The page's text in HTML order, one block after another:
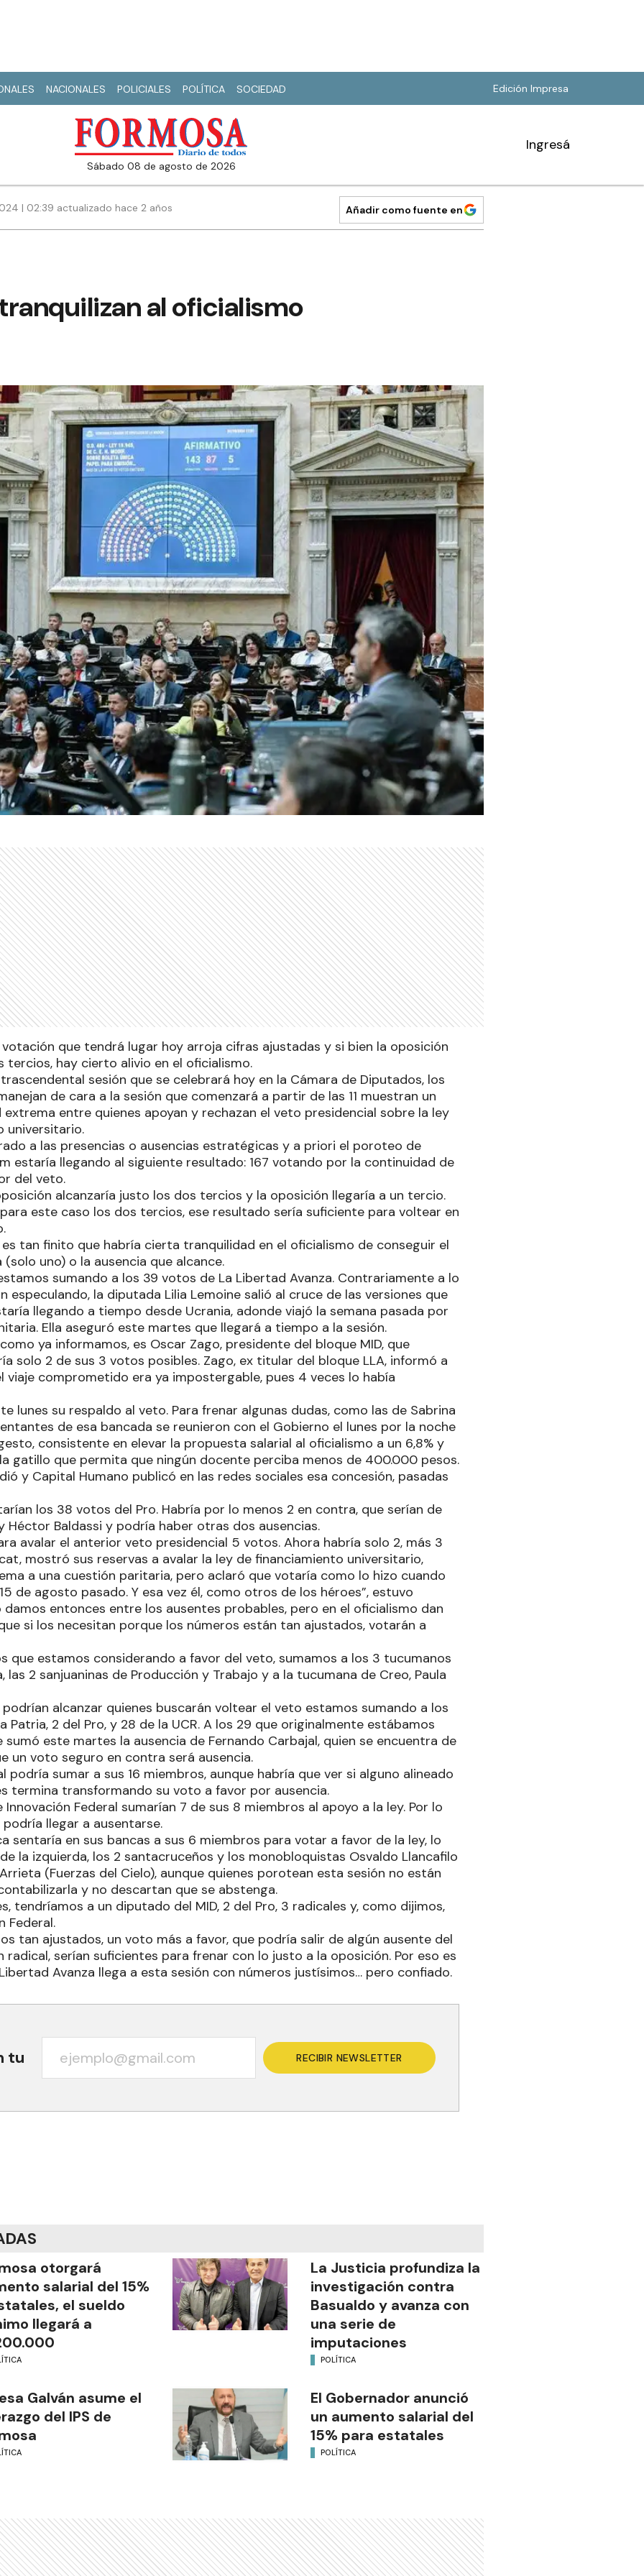
NACIONALES POLICIALES POLÍTICA SOCIEDAD Edición Impresa
sábado 08 de agosto de 2026
Ingresá
| 02:39 actualizado hace 2 años Añadir como fuente en
al oficialismo
que tendrá lugar hoy arroja cifras ajustadas y si bien la oposición
tercios, hay cierto alivio en el oficialismo.
sesión que se celebrará hoy en la Cámara de Diputados, los
de cara a la sesión que comenzará a partir de las 11 muestran un
entre quienes apoyan y rechazan el veto presidencial sobre la ley
universitario.
a las presencias o ausencias estratégicas y a priori el poroteo de
estaría llegando al siguiente resultado: 167 votando por la continuidad de
del veto.
alcanzaría justo los dos tercios y la oposición llegaría a un tercio.
este caso los dos tercios, ese resultado sería suficiente para voltear en
tan finito que habría cierta tranquilidad en el oficialismo de conseguir el
uno) o la ausencia que alcance.
sumando a los 39 votos de La Libertad Avanza. Contrariamente a lo
especulando, la diputada Lilia Lemoine salió al cruce de las versiones que
llegando a tiempo desde Ucrania, adonde viajó la semana pasada por
Ella aseguró este martes que llegará a tiempo a la sesión.
ya informamos, es Oscar Zago, presidente del bloque MID, que
solo 2 de sus 3 votos posibles. Zago, ex titular del bloque LLA, informó a
viaje comprometido era ya impostergable, pues 4 veces lo había
lunes su respaldo al veto. Para frenar algunas dudas, como las de Sabrina
de esa bancada se reunieron con el Gobierno el lunes por la noche
consistente en elevar la propuesta salarial al oficialismo a un 6,8% y
gatillo que permita que ningún docente perciba menos de 400.000 pesos.
y Capital Humano publicó en las redes sociales esa concesión, pasadas
los 38 votos del Pro. Habría por lo menos 2 en contra, que serían de
Héctor Baldassi y podría haber otras dos ausencias.
avalar el anterior veto presidencial 5 votos. Ahora habría solo 2, más 3
mostró sus reservas a avalar la ley de financiamiento universitario,
a una cuestión paritaria, pero aclaró que votaría como lo hizo cuando
de agosto pasado. Y esa vez él, como otros de los héroes”, estuvo
damos entonces entre los ausentes probables, pero en el oficialismo dan
si los necesitan porque los números están tan ajustados, votarán a
que estamos considerando a favor del veto, sumamos a los 3 tucumanos
las 2 sanjuaninas de Producción y Trabajo y a la tucumana de Creo, Paula
podrían alcanzar quienes buscarán voltear el veto estamos sumando a los
Patria, 2 del Pro, y 28 de la UCR. A los 29 que originalmente estábamos
este martes la ausencia de Fernando Carbajal, quien se encuentra de
un voto seguro en contra será ausencia.
podría sumar a sus 16 miembros, aunque habría que ver si alguno alineado
termina transformando su voto a favor por ausencia.
Federal sumarían 7 de sus 8 miembros al apoyo a la ley. Por lo
llegar a ausentarse.
sentaría en sus bancas a sus 6 miembros para votar a favor de la ley, lo
la izquierda, los 2 santacruceños y los monobloquistas Osvaldo Llancafilo
(Fuerzas del Cielo), aunque quienes porotean esta sesión no están
y no descartan que se abstenga.
tendríamos a un diputado del MID, 2 del Pro, 3 radicales y, como dijimos,
Federal.
tan ajustados, un voto más a favor, que podría salir de algún ausente del
radical, serían suficientes para frenar con lo justo a la oposición. Por eso es
Avanza llega a esta sesión con números justísimos… pero confiado.
tu RECIBIR NEWSLETTER
otorgará
salarial del 15%
el sueldo
llegará a
La Justicia profundiza la
investigación contra
Basualdo y avanza con
una serie de
imputaciones
POLÍTICA
Galván asume el
del IPS de
El Gobernador anunció
un aumento salarial del
15% para estatales
POLÍTICA